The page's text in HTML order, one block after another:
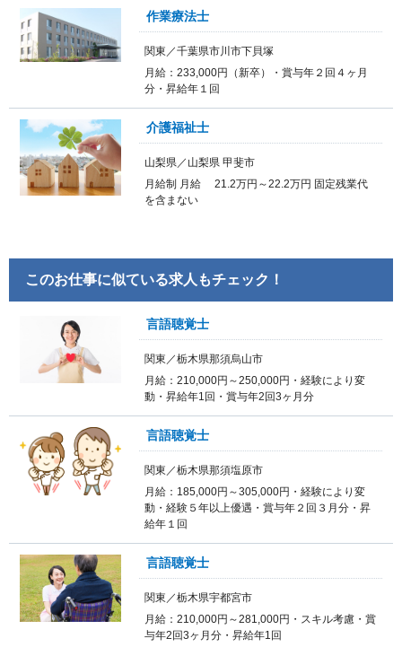
作業療法士
関東／千葉県市川市下貝塚
月給：233,000円（新卒）・賞与年２回４ヶ月
分・昇給年１回
介護福祉士
山梨県／山梨県 甲斐市
月給制 月給 21.2万円～22.2万円 固定残業代
を含まない
このお仕事に似ている求人もチェック！
言語聴覚士
関東／栃木県那須烏山市
月給：210,000円～250,000円・経験により変
動・昇給年1回・賞与年2回3ヶ月分
言語聴覚士
関東／栃木県那須塩原市
月給：185,000円～305,000円・経験により変
動・経験５年以上優遇・賞与年２回３月分・昇
給年１回
言語聴覚士
関東／栃木県宇都宮市
月給：210,000円～281,000円・スキル考慮・賞
与年2回3ヶ月分・昇給年1回